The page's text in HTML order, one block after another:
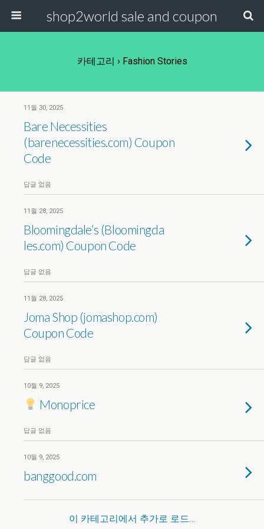
shop2world sale and coupon
카테고리 › Fashion Stories
11월 30, 2025
Bare Necessities
(barenecessities.com) Coupon
Code
답글 없음
11월 28, 2025
Bloomingdale’s (Bloomingda​
les.com) Coupon Code
답글 없음
11월 28, 2025
Joma Shop (jomashop.com)
Coupon Code
답글 없음
10월 9, 2025
Monoprice
답글 없음
10월 9, 2025
banggood.com
이 카테고리에서 추가로 로드…